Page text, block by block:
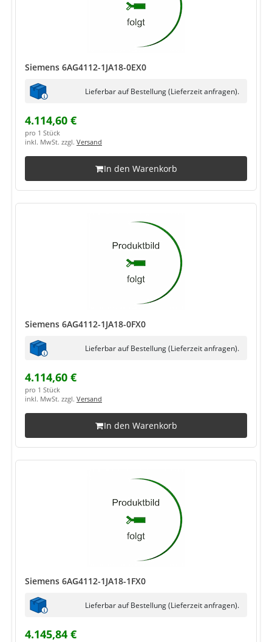
Siemens 6AG4112-1JA18-0EX0
Lieferbar auf Bestellung (Lieferzeit anfragen).
4.114,60 €
pro 1 Stück
inkl. MwSt. zzgl. Versand
In den Warenkorb
Siemens 6AG4112-1JA18-0FX0
Lieferbar auf Bestellung (Lieferzeit anfragen).
4.114,60 €
pro 1 Stück
inkl. MwSt. zzgl. Versand
In den Warenkorb
Siemens 6AG4112-1JA18-1FX0
Lieferbar auf Bestellung (Lieferzeit anfragen).
4.145,84 €